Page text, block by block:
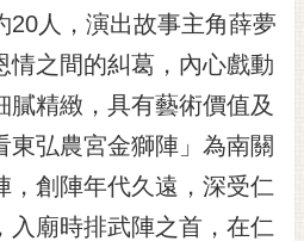
20人，演出故事主角薛夢
情之間的糾葛，內心戲動
膩精緻，具有藝術價值及
東弘農宮金獅陣」為南關
，創陣年代久遠，深受仁
入廟時排武陣之首，在仁